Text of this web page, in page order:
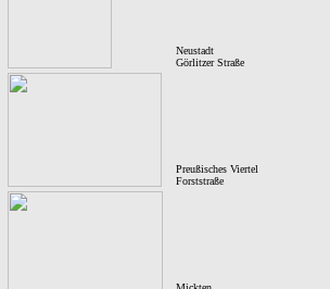
Neustadt
GörlitzerStraße
Preußisches Viertel
Forststraße